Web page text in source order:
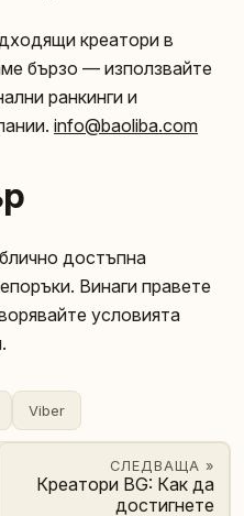
креатори в
бързо — използвайте
ранкинги и
info@baoliba.com
достъпна
Винаги правете
условията
Viber
СЛЕДВАЩА »
Креатори BG: Как да
достигнете